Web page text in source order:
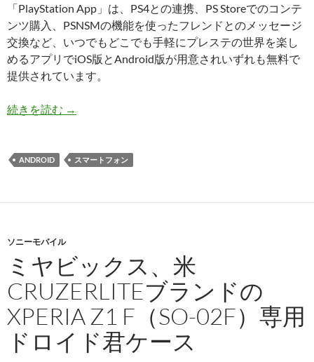
「PlayStation App」は、PS4との連携、PS Storeでのコンテ
ンツ購入、PSNSMの機能を使ったフレンドとのメッセージ
交換など、いつでもどこでも手軽にプレステの世界を楽し
めるアプリでiOS版とAndroid版が用意されいずれも無料で
提供されています。
続きを読む SCEJA、PS4と連携するiOS/Androidアプリ「
→
ANDROID スマートフォン
ソニーモバイル
ミヤビックス、米
CRUZERLITEブランドの
XPERIA Z1 F（SO-02F）専用
ドロイド君ケース